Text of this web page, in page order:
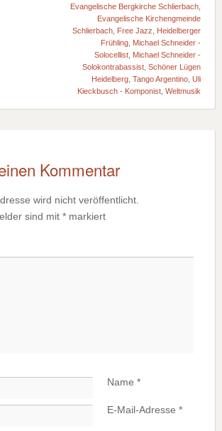
Evangelische Bergkirche Schlierbach
Evangelische Kirchengmeinde
Schlierbach Free Jazz
Heidelberger
Frühling Michael Schneider -
Solocellist Michael Schneider -
Solokontrabassist Schöner Lügen
Heidelberg Tango Argentino Uli
Kieckbusch - Komponist Weltmusik
Kommentar
wird nicht veröffentlicht.
sind mit * markiert
Name *
E-Mail-Adresse *